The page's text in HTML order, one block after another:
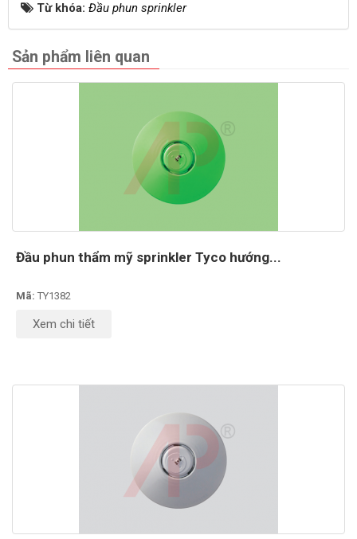
Từ khóa: Đầu phun sprinkler
Sản phẩm liên quan
Đầu phun thẩm mỹ sprinkler Tyco hướng...
Mã: TY1382
Xem chi tiết